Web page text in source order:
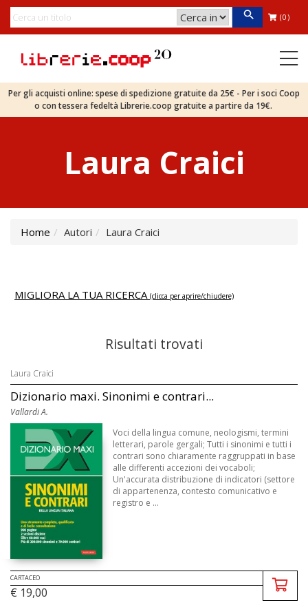
(0)
Per gli acquisti online: spese di spedizione gratuite da 25€ - Per i soci Coop
o con tessera fedeltà Librerie.coop gratuite a partire da 19€.
Laura Craici
Home Autori Laura Craici
MIGLIORA LA TUA RICERCA (clicca per aprire/chiudere)
Risultati trovati
Laura Craici
Dizionario maxi. Sinonimi e contrari...
Vallardi A.
Voci della lingua comune, neologismi, termini
letterari, parole gergali; Tutti i sinonimi e tutti i
contrari sono chiaramente raggruppati in base
alle differenti accezioni dei vocaboli;
Un'accurata distribuzione di indicatori (settore
di appartenenza, contesto comunicativo e
registro e ...
CARTACEO
€ 19,00